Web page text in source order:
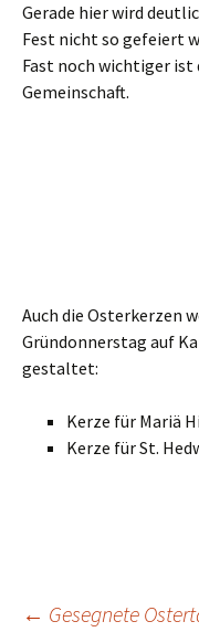
Gerade hier wird
Fest nicht so gefeiert
Fast noch wichtiger ist
Gemeinschaft.
Auch die Osterkerzen
Gründonnerstag auf
gestaltet:
Kerze für Mariä
Kerze für St.
← Gesegnete